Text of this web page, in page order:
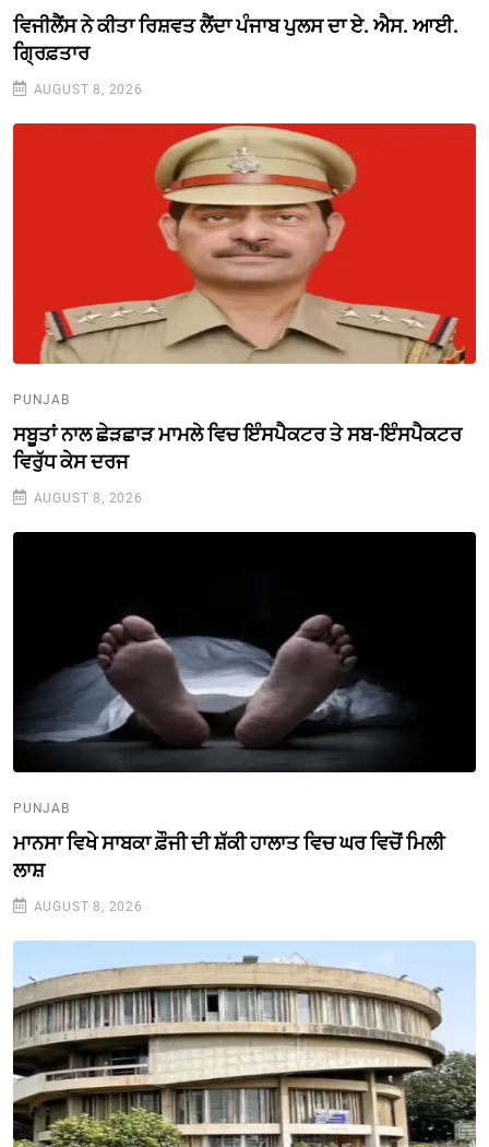
ਵਿਜੀਲੈਂਸ ਨੇ ਕੀਤਾ ਰਿਸ਼ਵਤ ਲੈਂਦਾ ਪੰਜਾਬ ਪੁਲਸ ਦਾ ਏ. ਐਸ. ਆਈ.
ਗ੍ਰਿਫ਼ਤਾਰ
AUGUST 8, 2026
PUNJAB
ਸਬੂਤਾਂ ਨਾਲ ਛੇੜਛਾੜ ਮਾਮਲੇ ਵਿਚ ਇੰਸਪੈਕਟਰ ਤੇ ਸਬ-ਇੰਸਪੈਕਟਰ
ਵਿਰੁੱਧ ਕੇਸ ਦਰਜ
AUGUST 8, 2026
PUNJAB
ਮਾਨਸਾ ਵਿਖੇ ਸਾਬਕਾ ਫ਼ੌਜੀ ਦੀ ਸ਼ੱਕੀ ਹਾਲਾਤ ਵਿਚ ਘਰ ਵਿਚੋਂ ਮਿਲੀ
ਲਾਸ਼
AUGUST 8, 2026